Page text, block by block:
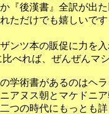
『後漢書』全訳が出
ただけでも嬉しいで
ンツ本の販促に力を
べれば、ぜんぜんマ
学術書があるのはヘ
アヌス朝とマケドニ
つの時代にもっとも